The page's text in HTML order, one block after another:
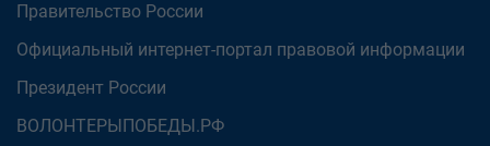
Правительство России
Официальный интернет-портал правовой информации
Президент России
ВОЛОНТЕРЫПОБЕДЫ.РФ